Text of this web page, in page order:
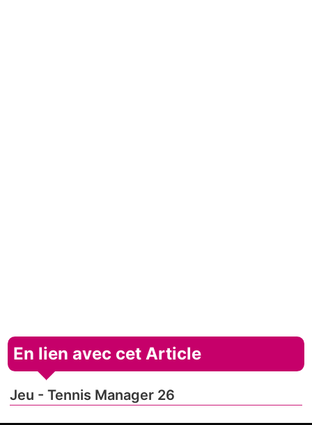
En lien avec cet Article
Jeu - Tennis Manager 26